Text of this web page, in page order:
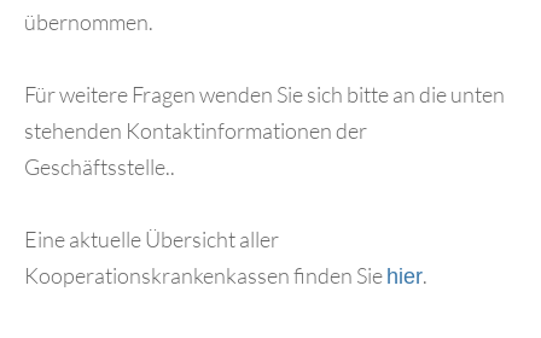
übernommen.
Für weitere Fragen wenden Sie sich bitte an die unten
stehenden Kontaktinformationen der
Geschäftsstelle..
Eine aktuelle Übersicht aller
Kooperationskrankenkassen finden Sie hier.